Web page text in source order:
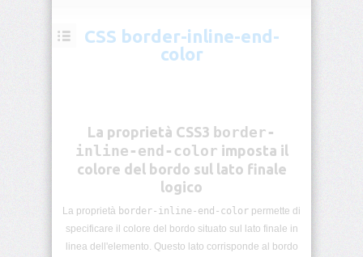
CSS
Pseudo-
elementi
CSS border-inline-end-
color
La proprietà CSS3 border-
inline-end-color imposta il
colore del bordo sul lato finale
logico
La proprietà border-inline-end-color permette di
specificare il colore del bordo situato sul lato finale in
linea dell'elemento. Questo lato corrisponde al bordo